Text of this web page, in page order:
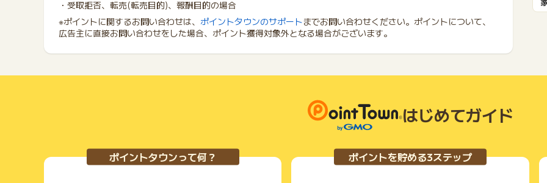
・受取拒否、転売(転売目的)、報酬目的の場合
※ポイントに関するお問い合わせは、 ポイントタウンのサポートまでお問い合わせください。ポイントについて、
広告主に直接お問い合わせをした場合、ポイント獲得対象外となる場合がございます。
はじめてガイド
ポイントタウンって何？ ポイントを貯める3ステップ